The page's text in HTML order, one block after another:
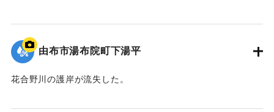
2020/7/6｜固有コード:01215088
由布市湯布院町下湯平
花合野川の護岸が流失した。
2020/7/6｜固有コード:01215087